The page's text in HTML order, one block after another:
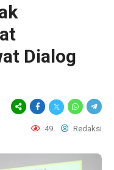
Dialog
49 Redaksi